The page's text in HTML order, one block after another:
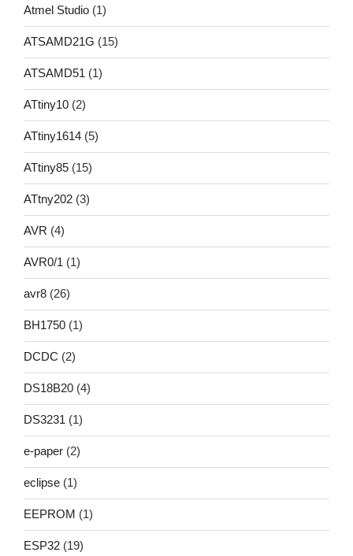
Atmel Studio (1)
ATSAMD21G (15)
ATSAMD51 (1)
ATtiny10 (2)
ATtiny1614 (5)
ATtiny85 (15)
ATtny202 (3)
AVR (4)
AVR0/1 (1)
avr8 (26)
BH1750 (1)
DCDC (2)
DS18B20 (4)
DS3231 (1)
e-paper (2)
eclipse (1)
EEPROM (1)
ESP32 (19)